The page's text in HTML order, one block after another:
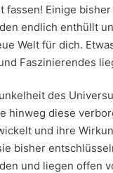
fassen! Einige
endlich enthüllt
Welt ⁣für dich.
Faszinierendes
des
‍hinweg diese
und‍ ihre⁢
bisher
und⁢ liegen offen